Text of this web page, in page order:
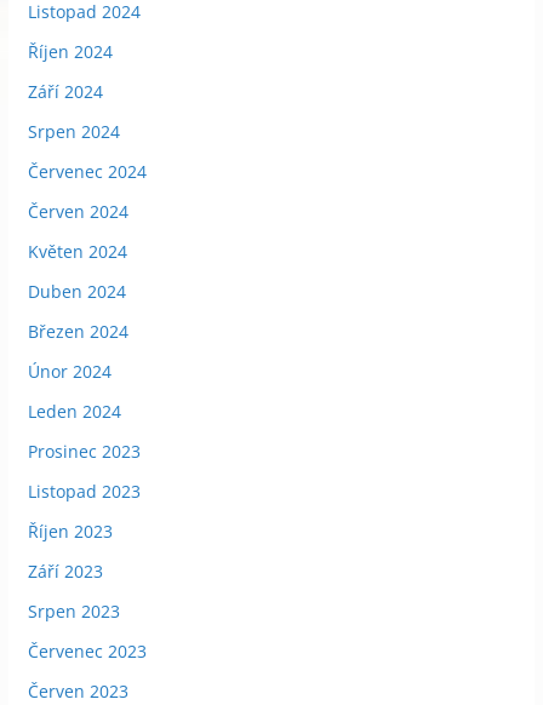
Listopad 2024
Říjen 2024
Září 2024
Srpen 2024
Červenec 2024
Červen 2024
Květen 2024
Duben 2024
Březen 2024
Únor 2024
Leden 2024
Prosinec 2023
Listopad 2023
Říjen 2023
Září 2023
Srpen 2023
Červenec 2023
Červen 2023